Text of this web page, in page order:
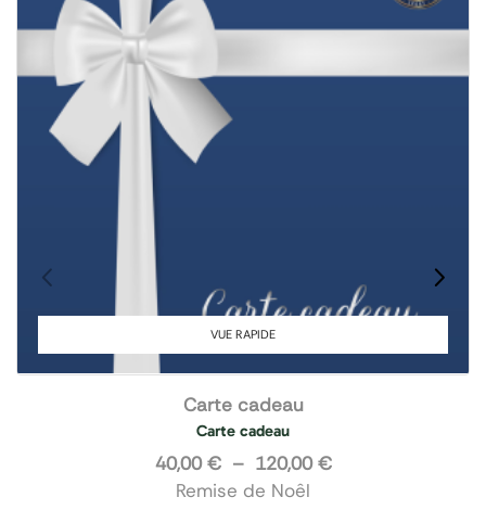
VUE RAPIDE
Carte cadeau
Carte cadeau
40,00€ – 120,00€
Remise de Noêl